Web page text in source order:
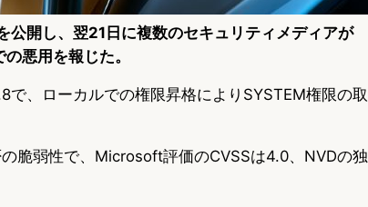
開し、翌21日に複数のセキュリティメディアが
悪用を報じた。
、ローカルでの権限昇格によりSYSTEM権限の取
脆弱性で、Microsoft評価のCVSSは4.0、NVDの独